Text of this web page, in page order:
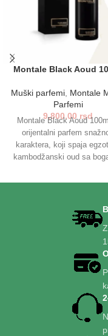
Montale Black Aoud
Muški parfemi, Montale
Parfemi
9,800.00 rsd
Montale Black Aoud
orijentalni parfem
karaktera, koji spaja
kambodžanski oud sa
toplim mošusom.
postojane i luksuzne
Idealan je za večernje
hladnije dane,
snažan i nezaboravan
Parfem dolazi u
aluminijumskoj bočici,